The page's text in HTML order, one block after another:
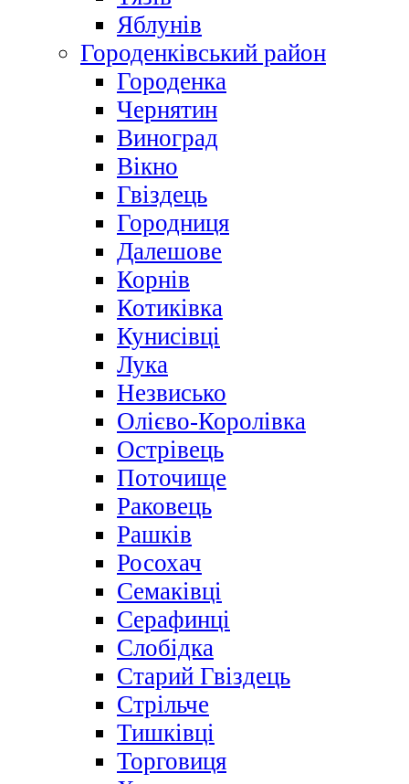
Яблунів
Городенківський район
Городенка
Чернятин
Виноград
Вікно
Гвіздець
Городниця
Далешове
Корнів
Котиківка
Кунисівці
Лука
Незвисько
Олієво-Королівка
Острівець
Поточище
Раковець
Рашків
Росохач
Семаківці
Серафинці
Слобідка
Старий Гвіздець
Стрільче
Тишківці
Торговиця